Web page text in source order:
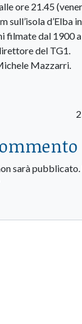
ore 21.45
sull’isola d’Elba
filmate dal 1900
del TG1.
Mazzarri.
sarà pubblicato.